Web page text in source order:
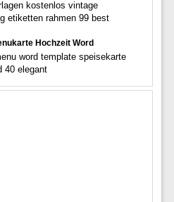
kostenlos vintage
etiketten rahmen 99 best
Hochzeit Word
word template speisekarte
40 elegant